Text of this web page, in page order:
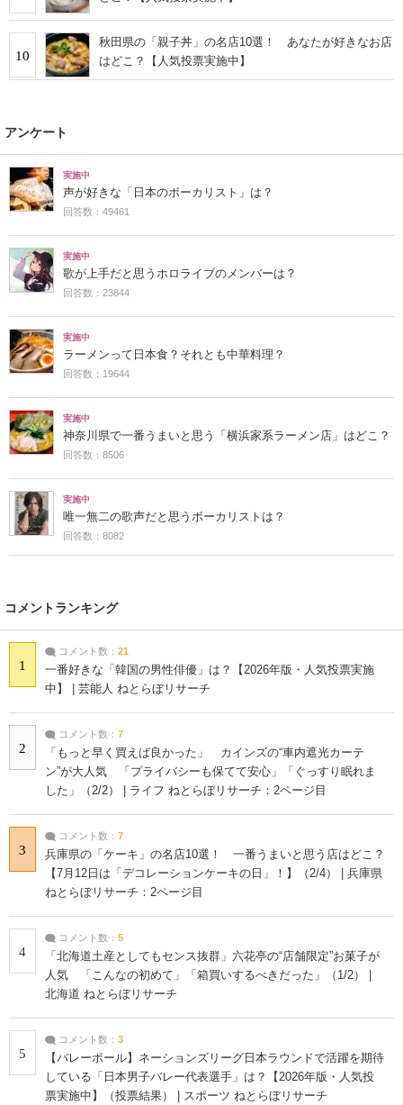
10
秋田県の「親子丼」の名店10選！ あなたが好きなお店
はどこ？【人気投票実施中】
アンケート
実施中
声が好きな「日本のボーカリスト」は？
回答数：49461
実施中
歌が上手だと思うホロライブのメンバーは？
回答数：23844
実施中
ラーメンって日本食？それとも中華料理？
回答数：19644
実施中
神奈川県で一番うまいと思う「横浜家系ラーメン店」はどこ？
回答数：8506
実施中
唯一無二の歌声だと思うボーカリストは？
回答数：8082
コメントランキング
1
コメント数： 21
一番好きな「韓国の男性俳優」は？【2026年版・人気投票実施
中】 | 芸能人 ねとらぼリサーチ
2
コメント数： 7
「もっと早く買えば良かった」 カインズの“車内遮光カーテ
ン”が大人気 「プライバシーも保てて安心」「ぐっすり眠れま
した」（2/2） | ライフ ねとらぼリサーチ：2ページ目
3
コメント数： 7
兵庫県の「ケーキ」の名店10選！ 一番うまいと思う店はどこ？
【7月12日は「デコレーションケーキの日」！】（2/4） | 兵庫県
ねとらぼリサーチ：2ページ目
4
コメント数： 5
「北海道土産としてもセンス抜群」六花亭の“店舗限定”お菓子が
人気 「こんなの初めて」「箱買いするべきだった」（1/2） |
北海道 ねとらぼリサーチ
5
コメント数： 3
【バレーボール】ネーションズリーグ日本ラウンドで活躍を期待
している「日本男子バレー代表選手」は？【2026年版・人気投
票実施中】（投票結果） | スポーツ ねとらぼリサーチ